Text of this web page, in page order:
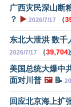
广西灾民深山断
？
▶️ 2026/7/17 （
东北大泄洪 数千
2026/7/17 （39,704
美国总统大爆中
面对川普 🖼️📝
回应北京海上扩